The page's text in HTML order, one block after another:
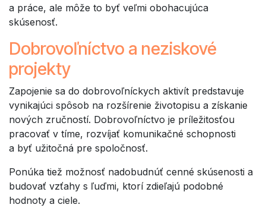
a práce, ale môže to byť veľmi obohacujúca
skúsenosť.
Dobrovoľníctvo a neziskové
projekty
Zapojenie sa do dobrovoľníckych aktivít predstavuje
vynikajúci spôsob na rozšírenie životopisu a získanie
nových zručností. Dobrovoľníctvo je príležitosťou
pracovať v tíme, rozvíjať komunikačné schopnosti
a byť užitočná pre spoločnosť.
Ponúka tiež možnosť nadobudnúť cenné skúsenosti a
budovať vzťahy s ľuďmi, ktorí zdieľajú podobné
hodnoty a ciele.